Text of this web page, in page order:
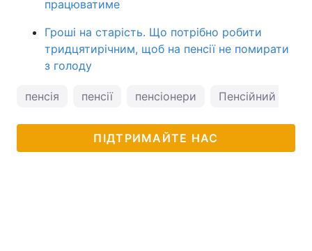
працюватиме
Гроші на старість. Що потрібно робити
тридцятирічним, щоб на пенсії не помирати
з голоду
пенсія пенсії пенсіонери Пенсійний фонд
ПІДТРИМАЙТЕ НАС